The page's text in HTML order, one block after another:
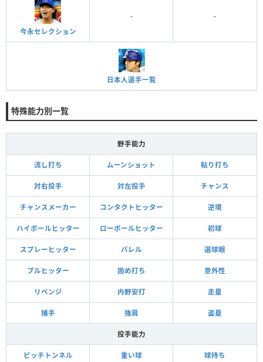
今永セレクション
- -
日本人選手一覧
特殊能力別一覧
野手能力
流し打ち ムーンショット 粘り打ち
対右投手 対左投手 チャンス
チャンスメーカー コンタクトヒッター 逆境
ハイボールヒッター ローボールヒッター 初球
スプレーヒッター バレル 選球眼
プルヒッター 固め打ち 意外性
リベンジ 内野安打 走塁
捕手 強肩 盗塁
投手能力
ピッチトンネル 重い球 球持ち